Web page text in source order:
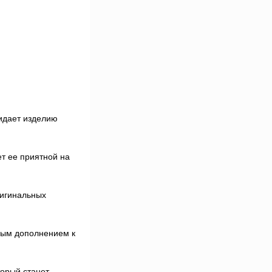
изделию
ее приятной на
дополнением к